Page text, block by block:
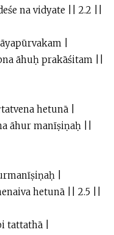
na vidyate || 2.2 ||
|
āhuḥ prakāśitam ||
hetunā |
āhur manīṣiṇaḥ ||
|
hetunā || 2.5 ||
tattathā |